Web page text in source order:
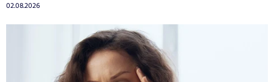
02.08.2026